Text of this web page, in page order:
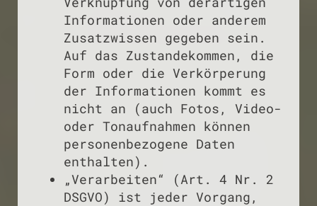
Informationen oder anderem
Zusatzwissen gegeben sein.
Auf das Zustandekommen, die
Form oder die Verkörperung
der Informationen kommt es
nicht an (auch Fotos, Video-
oder Tonaufnahmen können
personenbezogene Daten
enthalten).
„Verarbeiten“ (Art. 4 Nr. 2
DSGVO) ist jeder Vorgang,